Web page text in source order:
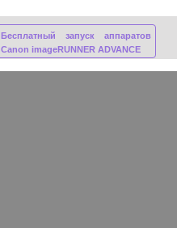
Бесплатный запуск аппаратов
Canon imageRUNNER ADVANCE